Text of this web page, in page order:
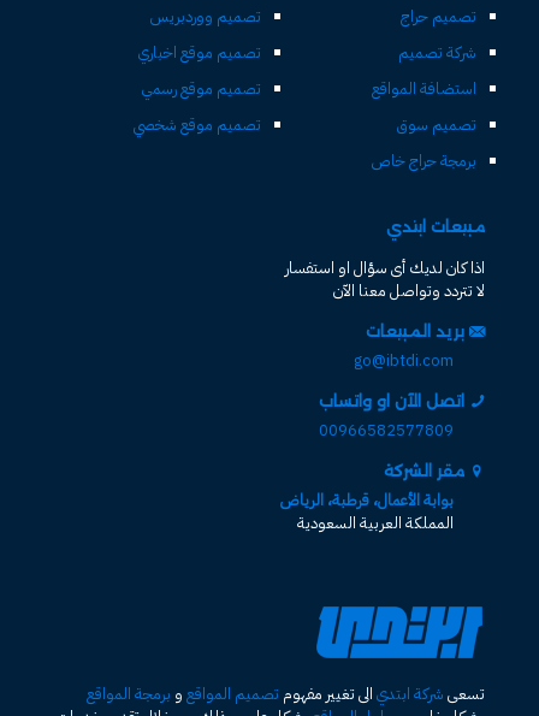
تصميم حراج
شركة تصميم
استضافة المواقع
تصميم سوق
برمجة حراج خاص
تصميم ووردبريس
تصميم موقع اخباري
تصميم موقع رسمي
تصميم موقع شخصي
مبيعات ابتدي
اذا كان لديك أى سؤال او استفسار
لا تتردد وتواصل معنا الآن
بريد المبيعات
go@ibtdi.com
اتصل الآن او واتساب
00966582577809
مقر الشركة
بوابة الأعمال، قرطبة، الرياض
المملكة العربية السعودية
تسعى شركة ابتدي الى تغيير مفهوم تصميم المواقع و برمجة المواقع